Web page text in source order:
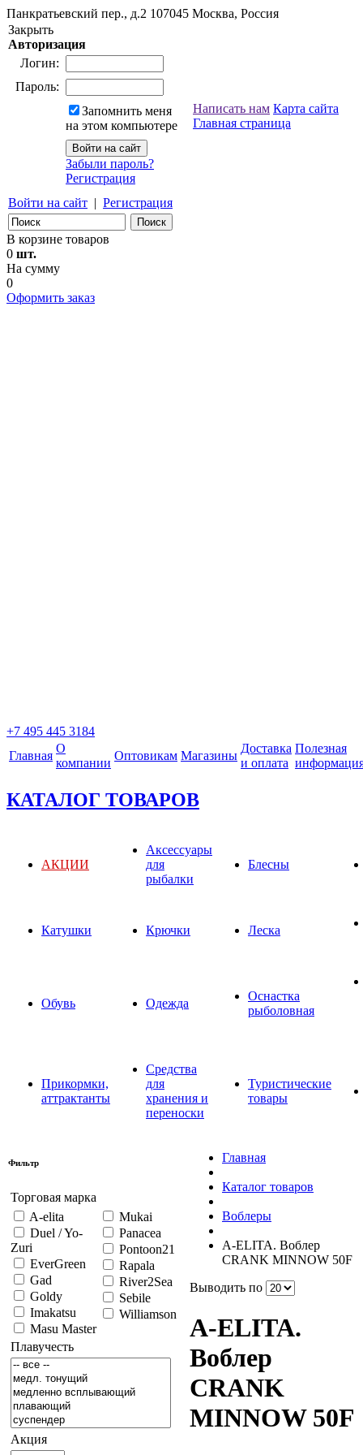
Панкратьевский пер., д.2 107045 Москва, Россия
Закрыть
Авторизация
Логин:
Пароль:
Запомнить меня
на этом компьютере
Забыли пароль?
Регистрация
Войти на сайт | Регистрация
Написать нам Карта сайта
Главная страница
В корзине товаров
0 шт.
На сумму
0
Оформить заказ
+7 495 445 3184
Главная
О
компании
Оптовикам Магазины
Доставка
и оплата
Полезная
КАТАЛОГ ТОВАРОВ
АКЦИИ
Аксессуары
для
рыбалки
Блесны
Катушки Крючки Леска
Обувь Одежда
Оснастка
рыболовная
Прикормки,
аттрактанты
Средства
для
хранения и
переноски
Туристические
товары
Фильтр
Торговая марка
A-elita
Duel / Yo-
Zuri
EverGreen
Gad
Goldy
Imakatsu
Masu Master
Mukai
Panacea
Pontoon21
Rapala
River2Sea
Sebile
Williamson
Плавучесть
Акция
Главная
Каталог товаров
Воблеры
A-ELITA. Воблер
CRANK MINNOW 50F
Выводить по
A-ELITA.
Воблер
CRANK
MINNOW 50F